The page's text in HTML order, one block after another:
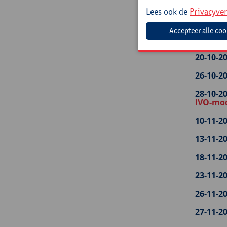
14-10-
15-10-
20-10-
26-10-
28-10-
IVO-
10-11-
13-11-
18-11-
23-11-
26-11-
27-11-
Lees ook de